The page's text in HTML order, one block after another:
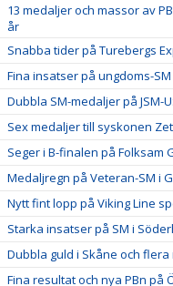
13 medaljer och massor av
år
Snabba tider på Turebergs
Fina insatser på ungdoms-
Dubbla SM-medaljer på JSM-
Sex medaljer till syskonen
Seger i B-finalen på Folksam
Medaljregn på Veteran-SM i
Nytt fint lopp på Viking Line
Starka insatser på SM i
Dubbla guld i Skåne och flera
Fina resultat och nya PBn på